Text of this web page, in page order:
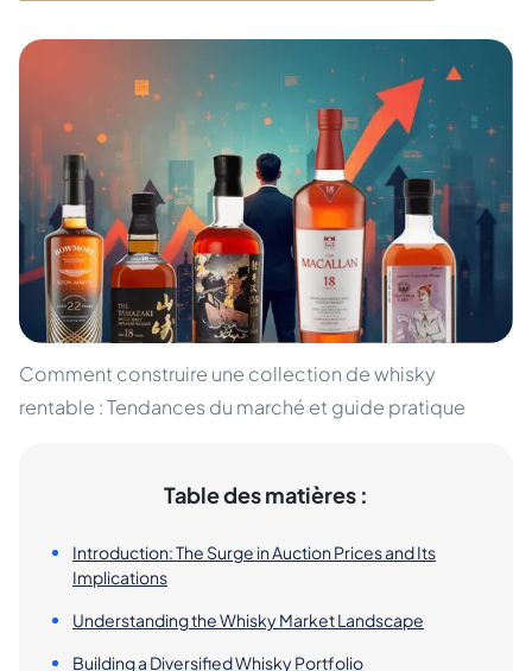
Comment construire une collection de whisky
rentable : Tendances du marché et guide pratique
Table des matières :
Introduction: The Surge in Auction Prices and Its
Implications
Understanding the Whisky Market Landscape
Building a Diversified Whisky Portfolio